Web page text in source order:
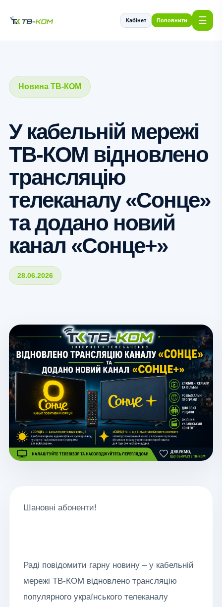
Кабінет Поповнити ☰
Новина ТВ-КОМ
У кабельній мережі
ТВ-КОМ відновлено
трансляцію
телеканалу «Сонце»
та додано новий
канал «Сонце+»
28.06.2026
Шановні абоненти!
Раді повідомити гарну новину – у кабельній
мережі ТВ-КОМ відновлено трансляцію
популярного українського телеканалу